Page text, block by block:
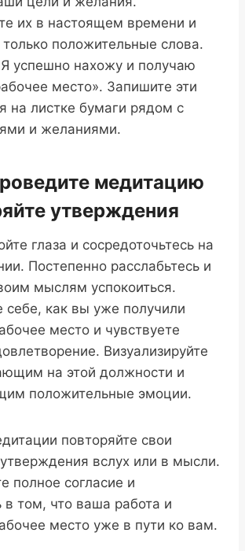
их в настоящем времени и
только положительные слова.
успешно нахожу и получаю
место». Запишите эти
на листке бумаги рядом с
и желаниями.
медитацию
утверждения
глаза и сосредоточьтесь на
Постепенно расслабьтесь и
мыслям успокоиться.
себе, как вы уже получили
место и чувствуете
Визуализируйте
на этой должности и
положительные эмоции.
повторяйте свои
вслух или в мысли.
полное согласие и
в том, что ваша работа и
место уже в пути ко вам.